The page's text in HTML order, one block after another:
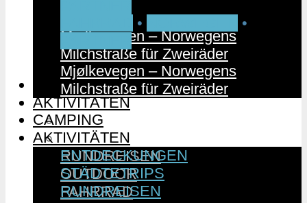
Mjølkevegen – Norwegens
Milchstraße für Zweiräder
CAMPING
AKTIVITÄTEN
ENTDECKUNGEN
STÄDTETRIPS
RUNDREISEN
OUTDOOR
FAHRRAD
•
•
Mjølkevegen – Norwegens
Milchstraße für Zweiräder
CAMPING
AKTIVITÄTEN
ENTDECKUNGEN
STÄDTETRIPS
RUNDREISEN